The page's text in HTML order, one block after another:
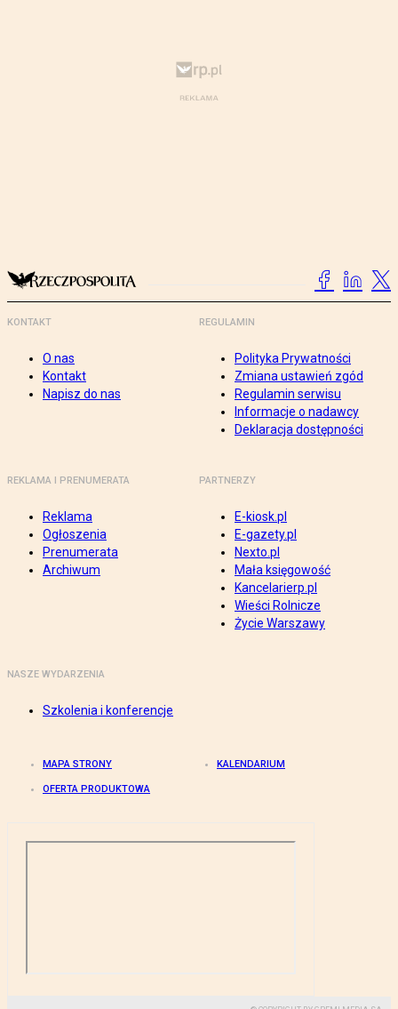
KONTAKT
O nas
Kontakt
Napisz do nas
REGULAMIN
Polityka Prywatności
Zmiana ustawień zgód
Regulamin serwisu
Informacje o nadawcy
Deklaracja dostępności
REKLAMA I PRENUMERATA
Reklama
Ogłoszenia
Prenumerata
Archiwum
PARTNERZY
E-kiosk.pl
E-gazety.pl
Nexto.pl
Mała księgowość
Kancelarierp.pl
Wieści Rolnicze
Życie Warszawy
NASZE WYDARZENIA
Szkolenia i konferencje
MAPA STRONY KALENDARIUM
OFERTA PRODUKTOWA